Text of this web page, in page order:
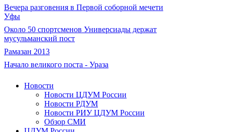
Вечера разговения в Первой соборной мечети
Уфы
Около 50 спортсменов Универсиады держат
мусульманский пост
Рамазан 2013
Начало великого поста - Ураза
Новости
Новости ЦДУМ России
Новости РДУМ
Новости РИУ ЦДУМ России
Обзор СМИ